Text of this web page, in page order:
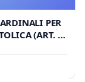
PER
(ART. 3